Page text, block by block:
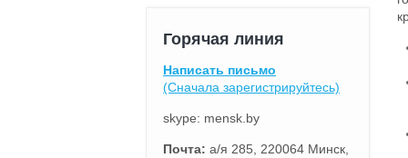
Горячая линия
Написать письмо
(Сначала зарегистрируйтесь)
skype: mensk.by
Почта: а/я 285, 220064 Минск,